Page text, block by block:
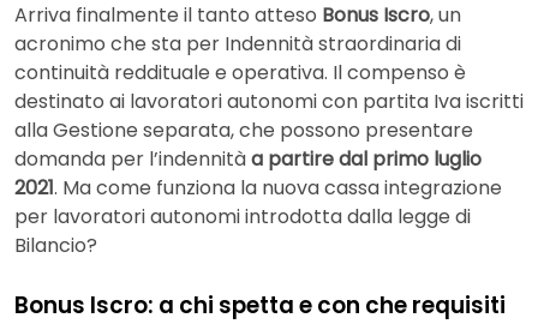
Arriva finalmente il tanto atteso Bonus Iscro, un
acronimo che sta per Indennità straordinaria di
continuità reddituale e operativa. Il compenso è
destinato ai lavoratori autonomi con partita Iva iscritti
alla Gestione separata, che possono presentare
domanda per l’indennitàa partire dal primo luglio
2021. Ma come funziona la nuova cassa integrazione
per lavoratori autonomi introdotta dalla legge di
Bilancio?
Bonus Iscro: a chi spetta e con che requisiti